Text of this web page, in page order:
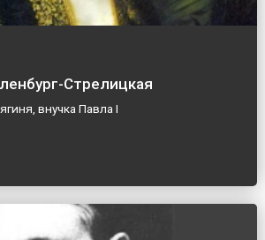
Стрелицкая
внучка Павла I